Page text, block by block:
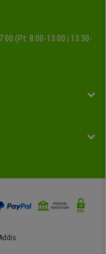
(Pt: 8:00-13:00 i 13:30-